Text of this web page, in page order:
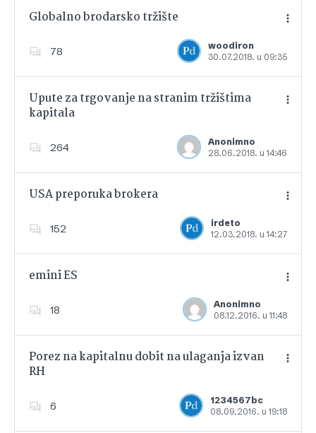
Globalno brodarsko tržište
78
woodiron
30.07.2018. u 09:35
Dodajte u favorite
Upute za trgovanje na stranim tržištima
kapitala
264
Anonimno
28.06.2018. u 14:46
Dodajte u favorite
USA preporuka brokera
152
irdeto
12.03.2018. u 14:27
Dodajte u favorite
emini ES
18
Anonimno
08.12.2016. u 11:48
Dodajte u favorite
Porez na kapitalnu dobit na ulaganja izvan
RH
6
1234567bc
08.09.2016. u 19:18
Dodajte u favorite